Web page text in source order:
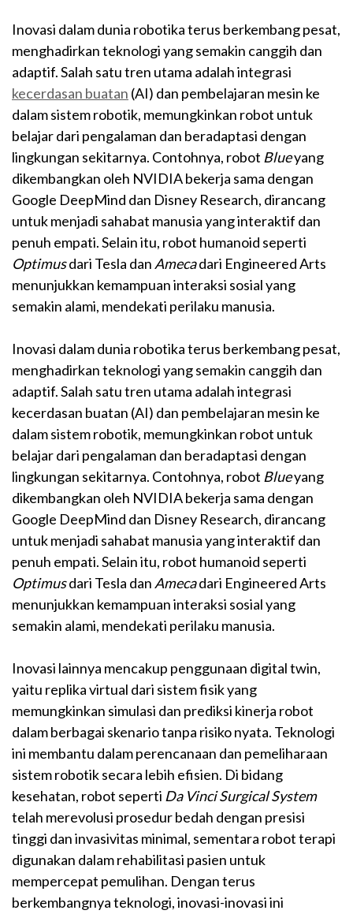
Inovasi dalam dunia robotika terus berkembang pesat,
menghadirkan teknologi yang semakin canggih dan
adaptif. Salah satu tren utama adalah integrasi
kecerdasan buatan (AI) dan pembelajaran mesin ke
dalam sistem robotik, memungkinkan robot untuk
belajar dari pengalaman dan beradaptasi dengan
lingkungan sekitarnya. Contohnya, robot Blueyang
dikembangkan oleh NVIDIA bekerja sama dengan
Google DeepMind dan Disney Research, dirancang
untuk menjadi sahabat manusia yang interaktif dan
penuh empati. Selain itu, robot humanoid seperti
Optimusdari Tesla dan Amecadari Engineered Arts
menunjukkan kemampuan interaksi sosial yang
semakin alami, mendekati perilaku manusia.
Inovasi dalam dunia robotika terus berkembang pesat,
menghadirkan teknologi yang semakin canggih dan
adaptif. Salah satu tren utama adalah integrasi
kecerdasan buatan (AI) dan pembelajaran mesin ke
dalam sistem robotik, memungkinkan robot untuk
belajar dari pengalaman dan beradaptasi dengan
lingkungan sekitarnya. Contohnya, robot Blueyang
dikembangkan oleh NVIDIA bekerja sama dengan
Google DeepMind dan Disney Research, dirancang
untuk menjadi sahabat manusia yang interaktif dan
penuh empati. Selain itu, robot humanoid seperti
Optimusdari Tesla dan Amecadari Engineered Arts
menunjukkan kemampuan interaksi sosial yang
semakin alami, mendekati perilaku manusia.
Inovasi lainnya mencakup penggunaan digital twin,
yaitu replika virtual dari sistem fisik yang
memungkinkan simulasi dan prediksi kinerja robot
dalam berbagai skenario tanpa risiko nyata. Teknologi
ini membantu dalam perencanaan dan pemeliharaan
sistem robotik secara lebih efisien. Di bidang
kesehatan, robot seperti Da Vinci Surgical System
telah merevolusi prosedur bedah dengan presisi
tinggi dan invasivitas minimal, sementara robot terapi
digunakan dalam rehabilitasi pasien untuk
mempercepat pemulihan. Dengan terus
berkembangnya teknologi, inovasi-inovasi ini